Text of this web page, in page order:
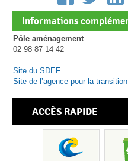
Informations
Pôle aménagement
02 98 87 14 42
Site du SDEF
Site de l’agence pour la
ACCÈS RAPIDE